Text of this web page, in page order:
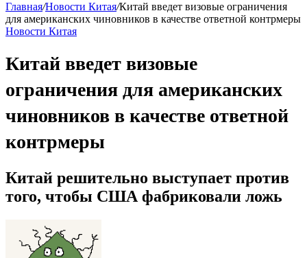
Главная/Новости Китая/Китай введет визовые ограничения
для американских чиновников в качестве ответной контрмеры
Новости Китая
Китай введет визовые
ограничения для американских
чиновников в качестве ответной
контрмеры
Китай решительно выступает против
того, чтобы США фабриковали ложь